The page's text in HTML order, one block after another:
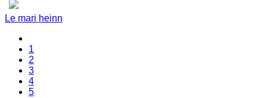
Le mari heinn
1
2
3
4
5